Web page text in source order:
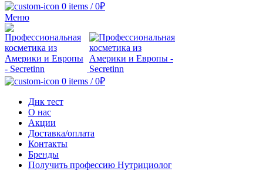
0 items / 0₽
Меню
0 items / 0₽
Днк тест
О нас
Акции
Доставка/оплата
Контакты
Бренды
Получить профессию Нутрициолог